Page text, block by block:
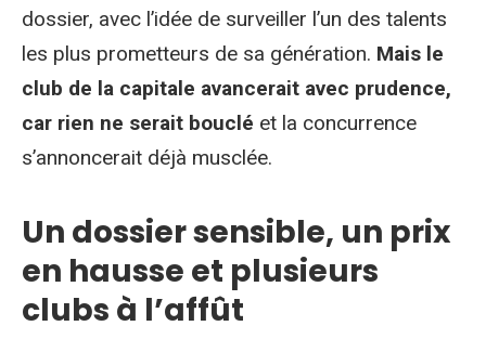
dossier, avec l’idée de surveiller l’un des talents
les plus prometteurs de sa génération. Mais le
club de la capitale avancerait avec prudence,
car rien ne serait bouclé et la concurrence
s’annoncerait déjà musclée.
Un dossier sensible, un prix
en hausse et plusieurs
clubs à l’affût